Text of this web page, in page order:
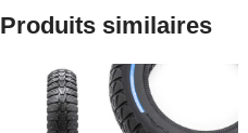
Produits similaires